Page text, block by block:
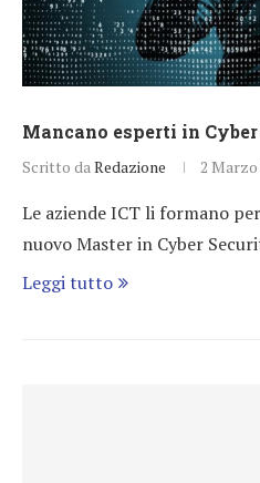
Mancano esperti in
Scritto da Redazione 2 Marzo
Le aziende ICT li formano
nuovo Master in Cyber
Leggi tutto